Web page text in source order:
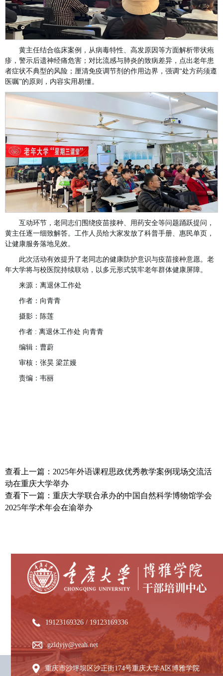
黄主任结合临床案例，从病毒特性、高发原因等方面解析带状疱
疹，警示后遗神经痛危害；对比流感与肺炎的致病差异，点出老年患
者症状不典型的风险；厘清免疫调节剂的作用边界，强调“处方药须遵
医嘱”的原则，内容实用易懂。
互动环节，老同志们围绕疫苗接种、用药安全等问题踊跃提问，
黄主任逐一细致解答。工作人员给大家发放了科普手册、惠民单页，
让健康服务落地见效。
此次活动有效提升了老同志的健康防护意识与疫苗接种意愿。老
年大学将与校医院持续联动，以多元形式筑牢老年群体健康屏障。
来源：离退休工作处
作者：向青青
摄影：陈莲
作者 : 离退休工作处 向青青
编辑：曹蔚
审核：张昊 梁芷嫚
责编：韦丽
查看上一篇：2025年外语课程思政优秀教学案例现场交流活
动在重庆大学举办
查看下一篇：重庆大学联合承办的中国自然科学博物馆学会
2025年学术年会在渝举办
19123169326 / 19123169336
gzldyjy@yeah.net
重庆市沙坪坝区沙正街174号重庆大学A区博雅学院